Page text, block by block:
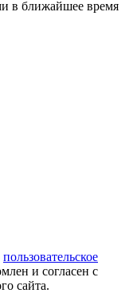
в ближайшее время
пользовательское
и согласен с
сайта.